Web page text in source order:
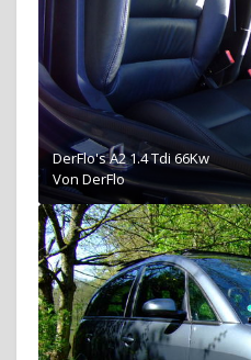
DerFlo's A2 1.4 Tdi 66Kw
Von DerFlo